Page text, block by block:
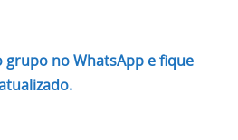
grupo no WhatsApp e fique